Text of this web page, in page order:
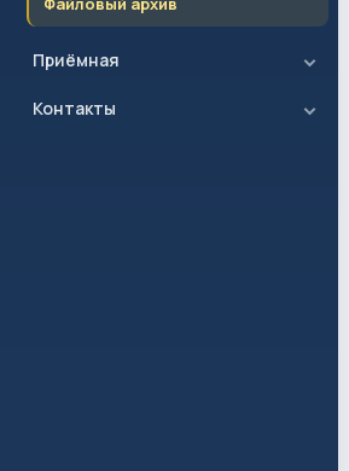
Приёмная
Контакты